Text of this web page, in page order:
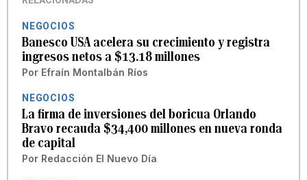
NEGOCIOS
Banesco USA acelera su crecimiento y registra
ingresos netos a $13.18 millones
Por Efraín Montalbán Ríos
NEGOCIOS
La firma de inversiones del boricua Orlando
Bravo recauda $34,400 millones en nueva ronda
de capital
Por Redacción El Nuevo Día